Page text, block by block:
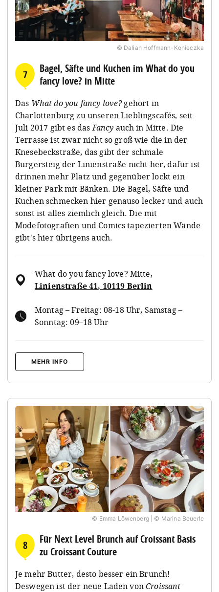
© Daliah Hoffmann-Konieczka
7
Bagel, Säfte und Kuchen im What do you
fancy love? in Mitte
Das What do you fancy love?gehört in
Charlottenburg zu unseren Lieblingscafés, seit
Juli 2017 gibt es dasFancy auch in Mitte. Die
Terrasse ist zwar nicht so groß wie die in der
Knesebeckstraße, das gibt der schmale
Bürgersteig der Linienstraße nicht her, dafür ist
drinnen mehr Platz und gegenüber lockt ein
kleiner Park mit Bänken. Die Bagel, Säfte und
Kuchen schmecken hier genauso lecker und auch
sonst ist alles ziemlich gleich. Die mit
Modefotografien und Comics tapezierten Wände
gibt's hier übrigens auch.
What do you fancy love? Mitte,
Linienstraße 41, 10119 Berlin
Montag – Freitag: 08-18 Uhr, Samstag –
Sonntag: 09–18 Uhr
MEHR INFO
© Emma Löwenberg | © Marina Beuerle
8
Für Next Level Brunch auf Croissant Basis
zu Croissant Couture
Je mehr Butter, desto besser ein Brunch!
Deswegen ist der neue Laden vonCroissant